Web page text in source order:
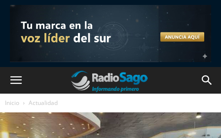
Inicio Actualidad